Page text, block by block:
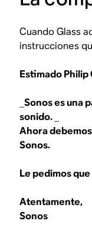
Cuando Glass
instrucciones
Estimado Philip
_Sonos es
sonido. _
Ahora
Sonos.
Le pedimos
Atentamente,
Sonos